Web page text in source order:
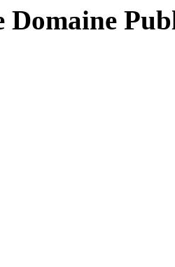
Domaine